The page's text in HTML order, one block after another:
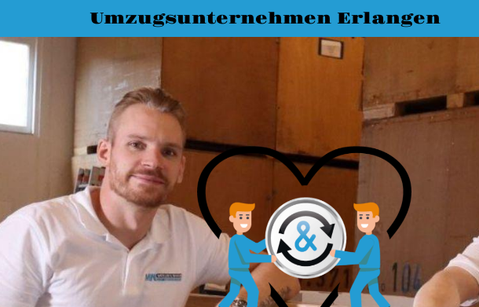
Umzugsunternehmen Erlangen